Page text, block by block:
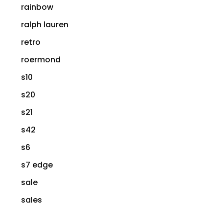
rainbow
ralph lauren
retro
roermond
s10
s20
s21
s42
s6
s7 edge
sale
sales